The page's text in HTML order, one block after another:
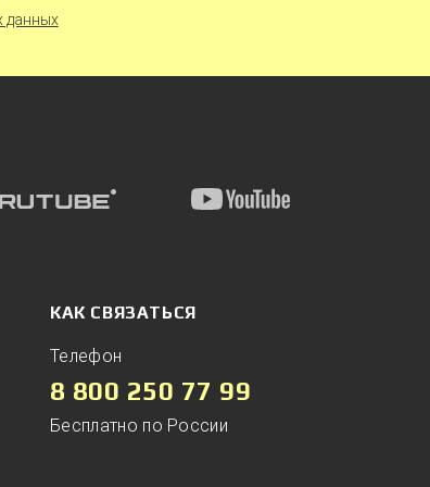
данных
КАК СВЯЗАТЬСЯ
Телефон
8 800 250 77 99
Бесплатно по России